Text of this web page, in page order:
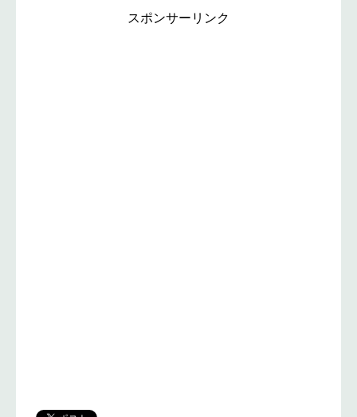
スポンサーリンク